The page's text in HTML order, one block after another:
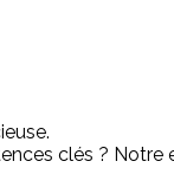
clés ?